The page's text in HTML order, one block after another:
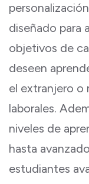
diseñado para
objetivos de
deseen
el extranjero o
laborales.
niveles de
hasta
estudiantes